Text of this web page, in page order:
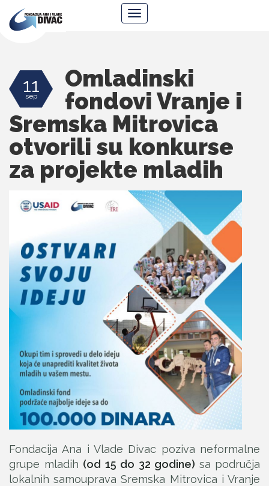
Ana
Navigacija
11
sep
Omladinski
fondovi Vranje i
Sremska Mitrovica
otvorili su konkurse
za projekte mladih
Fondacija Ana i Vlade Divac poziva neformalne
grupe mladih (od 15 do 32 godine) sa područja
lokalnih samouprava Sremska Mitrovica i Vranje